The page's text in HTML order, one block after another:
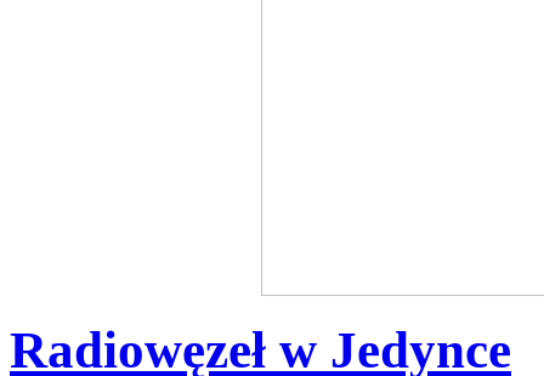
Radiowęzeł w Jedynce